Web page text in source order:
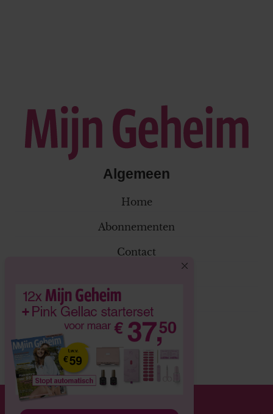
Algemeen
Home
Abonnementen
Contact
Adverteren
Volg ons